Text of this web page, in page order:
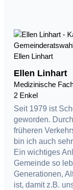
Ellen Linhart
Ellen Linhart
Medizinische
2 Enkel
Seit 1979 ist
geworden.
früheren
bin ich auch
Ein wichtiges
Gemeinde so
Generationen,
ist, damit z.B.